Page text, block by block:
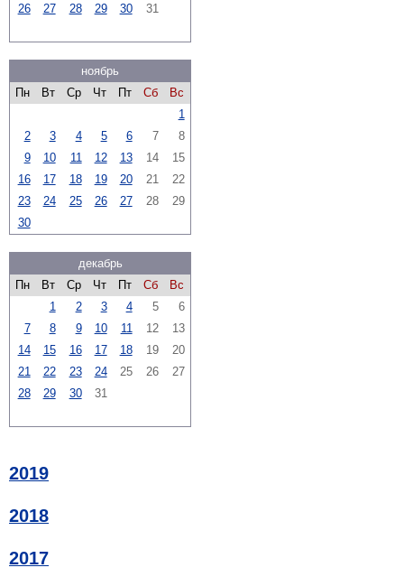
26
27 28 29 30 31
ноябрь
Пн
Вт Ср Чт Пт Сб
Вс
1
2
3 4 5 6 7
8
9
10 11 12 13 14
15
16
17 18 19 20 21
22
23
24 25 26 27 28
29
30
декабрь
Пн
Вт Ср Чт Пт Сб
Вс
1
2 3 4 5
6
7
8 9 10 11 12
13
14
15 16 17 18 19
20
21
22 23 24 25 26
27
28
29 30 31
2019
2018
2017